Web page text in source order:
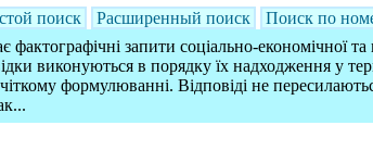
поиск Расширенный поиск Поиск по
запити соціально-економічної
виконуються в порядку їх надходження у
формулюванні. Відповіді не